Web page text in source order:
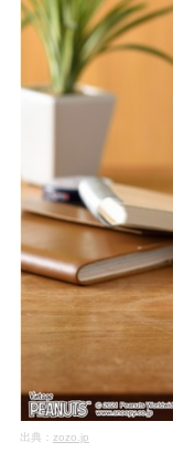
出典： zozo.jp